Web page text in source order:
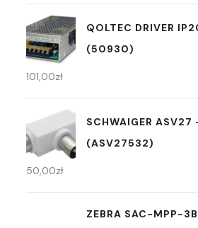
QOLTEC DRIVER
(50930)
101,00zł
SCHWAIGER ASV27
(ASV27532)
50,00zł
ZEBRA SAC-MPP-